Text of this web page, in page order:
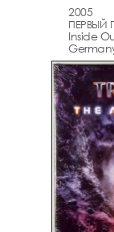
2005
ПЕРВЫЙ
Inside